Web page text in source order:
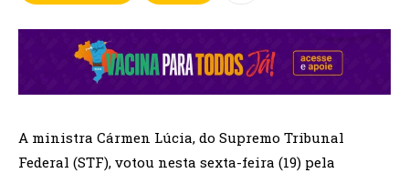
A ministra Cármen Lúcia, do Supremo Tribunal
Federal (STF), votou nesta sexta-feira (19) pela